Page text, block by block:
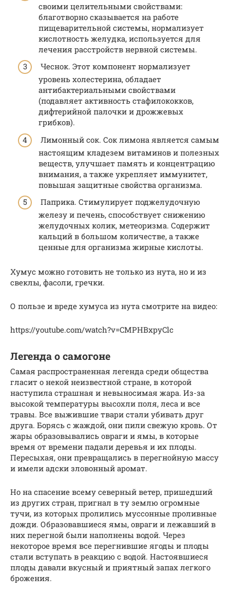
своими целительными свойствами:
благотворно сказывается на работе
пищеварительной системы, нормализует
кислотность желудка, используется для
лечения расстройств нервной системы.
Чеснок. Этот компонент нормализует
уровень холестерина, обладает
антибактериальными свойствами
(подавляет активность стафилококков,
дифтерийной палочки и дрожжевых
грибков).
Лимонный сок. Сок лимона является самым
настоящим кладезем витаминов и полезных
веществ, улучшает память и концентрацию
внимания, а также укрепляет иммунитет,
повышая защитные свойства организма.
Паприка. Стимулирует поджелудочную
железу и печень, способствует снижению
желудочных колик, метеоризма. Содержит
кальций в большом количестве, а также
ценные для организма жирные кислоты.
Хумус можно готовить не только из нута, но и из
свеклы, фасоли, гречки.
О пользе и вреде хумуса из нута смотрите на видео:
https://youtube.com/watch?v=CMPHBxpyClc
Легенда о самогоне
Самая распространенная легенда среди общества
гласит о некой неизвестной стране, в которой
наступила страшная и невыносимая жара. Из-за
высокой температуры высохли поля, леса и все
травы. Все выжившие твари стали убивать друг
друга. Борясь с жаждой, они пили свежую кровь. От
жары образовывались овраги и ямы, в которые
время от времени падали деревья и их плоды.
Пересыхая, они превращались в перегнойную массу
и имели адски зловонный аромат.
Но на спасение всему северный ветер, пришедший
из других стран, пригнал в ту землю огромные
тучи, из которых пролились муссонные проливные
дожди. Образовавшиеся ямы, овраги и лежавший в
них перегной были наполнены водой. Через
некоторое время все перегнившие ягоды и плоды
стали вступать в реакцию с водой. Настоявшиеся
плоды давали вкусный и приятный запах легкого
брожения.